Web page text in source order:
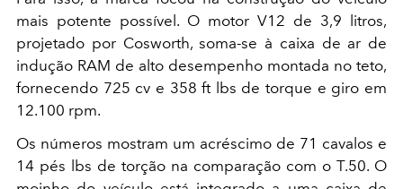
mais potente possível. O motor V12 de 3,9 litros,
projetado por Cosworth, soma-se à caixa de ar de
indução RAM de alto desempenho montada no teto,
fornecendo 725 cv e 358 ft lbs de torque e giro em
12.100 rpm.
Os números mostram um acréscimo de 71 cavalos e
14 pés lbs de torção na comparação com o T.50. O